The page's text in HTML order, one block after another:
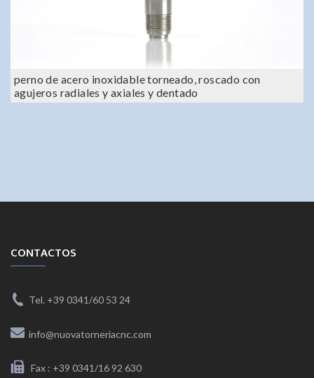
perno de acero inoxidable torneado, roscado con
agujeros radiales y axiales y dentado
CONTACTOS
Tel. +39 0341/60 53 24
info@nuovatorneriacnc.com
Fax : +39 0341/16 92 630